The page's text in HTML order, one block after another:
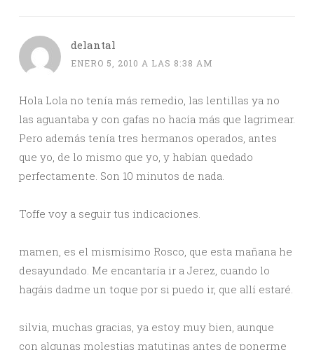
delantal
ENERO 5, 2010 A LAS 8:38 AM
Hola Lola no tenía más remedio, las lentillas ya no
las aguantaba y con gafas no hacía más que lagrimear.
Pero además tenía tres hermanos operados, antes
que yo, de lo mismo que yo, y habían quedado
perfectamente. Son 10 minutos de nada.
Toffe voy a seguir tus indicaciones.
mamen, es el mismísimo Rosco, que esta mañana he
desayundado. Me encantaría ir a Jerez, cuando lo
hagáis dadme un toque por si puedo ir, que allí estaré.
silvia, muchas gracias, ya estoy muy bien, aunque
con algunas molestias matutinas antes de ponerme